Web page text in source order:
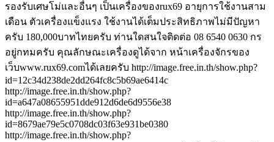
รองรับเศษโม่และอื่นๆ เป็นเครื่องของrux69 อายุการใช้งานสาม
เดือน ตัวเครื่องแข็งแรง ใช้งานได้เต็มประสิทธิภาพไม่มีปัญหา
ครับ 180,000บาทไทยครับ ท่านใดสนใจติดต่อ 08 6540 0630 กร
อยู่กทมครับ คุณลักษณะเครื่องดูได้จาก หน้าเครื่องจักรของ
เว็บwww.rux69.comได้เลยครับ http://image.free.in.th/show.php?
id=12c34d238de2dd264fc8c5b69ae6414c
http://image.free.in.th/show.php?
id=a647a08655951dde912d6de6d9556e38
http://image.free.in.th/show.php?
id=8679ae79e5c0708dc03f63e931be0380
http://image.free.in.th/show.php?